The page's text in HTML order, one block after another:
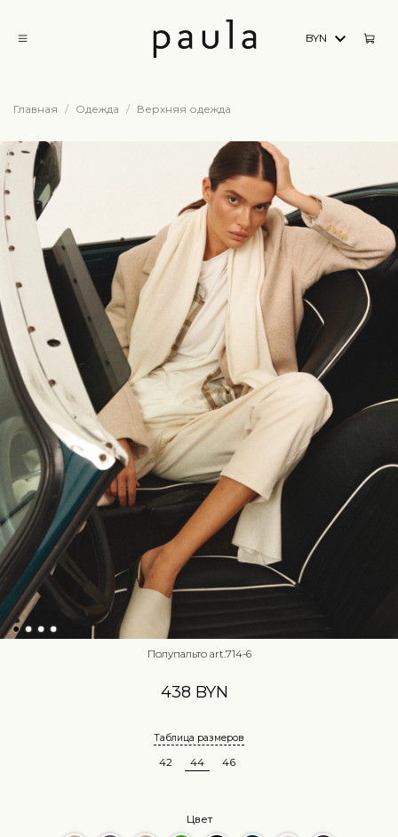
BYN
Главная Одежда Верхняя одежда
Полупальто art.714-6
438 BYN
Таблица размеров
42 44 46
Цвет